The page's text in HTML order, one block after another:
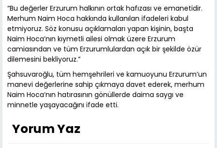
“Bu değerler Erzurum halkının ortak hafızası ve emanetidir.
Merhum Naim Hoca hakkında kullanılan ifadeleri kabul
etmiyoruz. Söz konusu açıklamaları yapan kişinin, başta
Naim Hoca’nın kıymetli ailesi olmak üzere Erzurum
camiasından ve tüm Erzurumlulardan açık bir şekilde özür
dilemesini bekliyoruz.”
Şahsuvaroğlu, tüm hemşehrileri ve kamuoyunu Erzurum’un
manevi değerlerine sahip çıkmaya davet ederek, merhum
Naim Hoca’nın hatırasının gönüllerde daima saygı ve
minnetle yaşayacağını ifade etti.
Yorum Yaz